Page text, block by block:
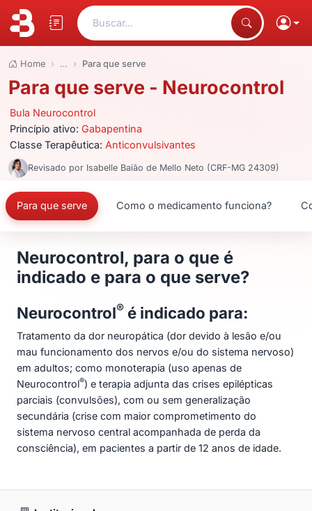
Buscar...
Home … Para que serve
Para que serve - Neurocontrol
Bula Neurocontrol
Princípio ativo: Gabapentina
Classe Terapêutica: Anticonvulsivantes
Revisado por Isabelle Baião de Mello Neto (CRF-MG 24309)
Para que serve Como o medicamento funciona?
Neurocontrol, para o que é
indicado e para o que serve?
Neurocontrol® é indicado para:
Tratamento da dor neuropática (dor devido à lesão e/ou
mau funcionamento dos nervos e/ou do sistema nervoso)
em adultos; como monoterapia (uso apenas de
Neurocontrol®) e terapia adjunta das crises epilépticas
parciais (convulsões), com ou sem generalização
secundária (crise com maior comprometimento do
sistema nervoso central acompanhada de perda da
consciência), em pacientes a partir de 12 anos de idade.